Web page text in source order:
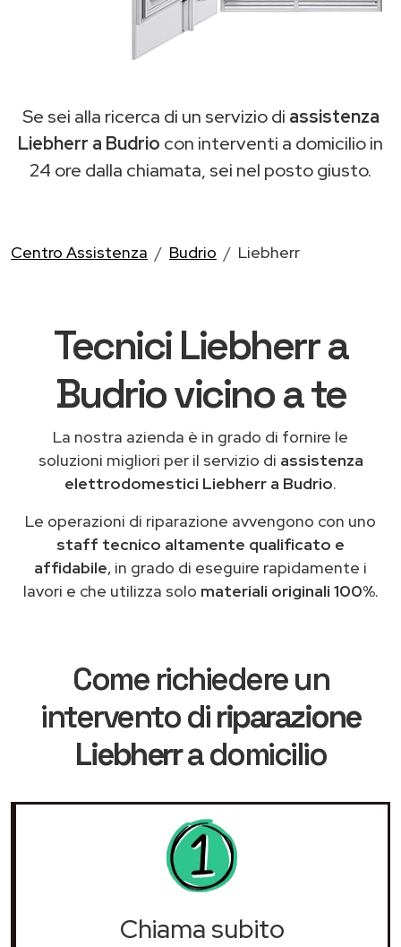
Se sei alla ricerca di un servizio di assistenza
Liebherr a Budrio con interventi a domicilio in
24 ore dalla chiamata, sei nel posto giusto.
Centro Assistenza Budrio Liebherr
Tecnici Liebherr a
Budrio vicino a te
La nostra azienda è in grado di fornire le
soluzioni migliori per il servizio di assistenza
elettrodomestici Liebherr a Budrio.
Le operazioni di riparazione avvengono con uno
staff tecnico altamente qualificato e
affidabile, in grado di eseguire rapidamente i
lavori e che utilizza solo materiali originali 100%.
Come richiedere un
intervento diriparazione
Liebherra domicilio
Chiama subito